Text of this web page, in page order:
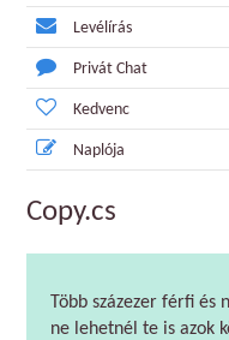
Levélírás
Privát Chat
Kedvenc
Naplója
Copy.cs
Több százezer férfi
ne lehetnél te is azok